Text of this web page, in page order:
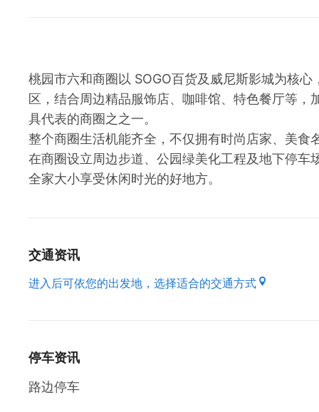
桃园市六和商圈以 SOGO百货及威尼斯影城为核
区，结合周边精品服饰店、咖啡馆、特色餐厅等
具代表的商圈之之一。
整个商圈生活机能齐全，不仅拥有时尚店家、美
在商圈设立周边步道、公园绿美化工程及地下停
全家大小享受休闲时光的好地方。
交通资讯
进入后可依您的出发地，选择适合的交通方式
停车资讯
路边停车